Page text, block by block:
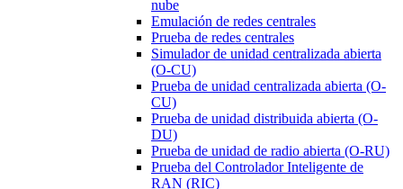
nube
Emulación de redes centrales
Prueba de redes centrales
Simulador de unidad centralizada abierta
(O-CU)
Prueba de unidad centralizada abierta (O-
CU)
Prueba de unidad distribuida abierta (O-
DU)
Prueba de unidad de radio abierta (O-RU)
Prueba del Controlador Inteligente de
RAN (RIC)